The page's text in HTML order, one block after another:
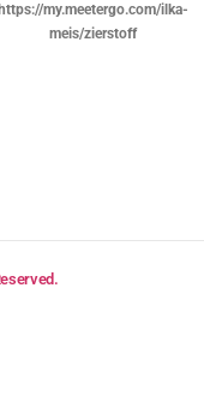
https://my.meetergo.com/ilka-
meis/zierstoff